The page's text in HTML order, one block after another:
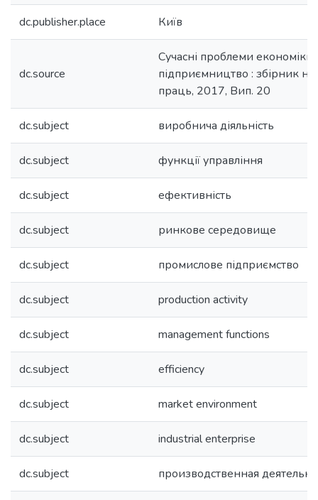
dc.publisher.place Київ
dc.source
Сучасні проблеми економіки і
підприємництво : збірник
праць, 2017, Вип. 20
dc.subject виробнича діяльність
dc.subject функції управління
dc.subject ефективність
dc.subject ринкове середовище
dc.subject промислове підприємство
dc.subject production activity
dc.subject management functions
dc.subject efficiency
dc.subject market environment
dc.subject industrial enterprise
dc.subject производственная